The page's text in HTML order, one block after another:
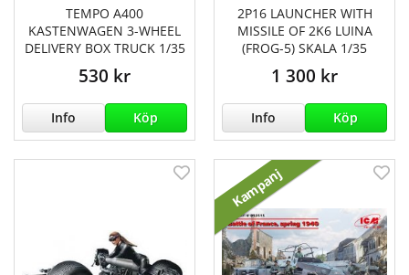
TEMPO A400
KASTENWAGEN 3-WHEEL
DELIVERY BOX TRUCK 1/35
530 kr
Info Köp
2P16 LAUNCHER WITH
MISSILE OF 2K6 LUINA
(FROG-5) SKALA 1/35
1 300 kr
Info Köp
Kampanj